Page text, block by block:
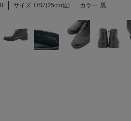
B サイズ :US7(25cm位) カラー :黒